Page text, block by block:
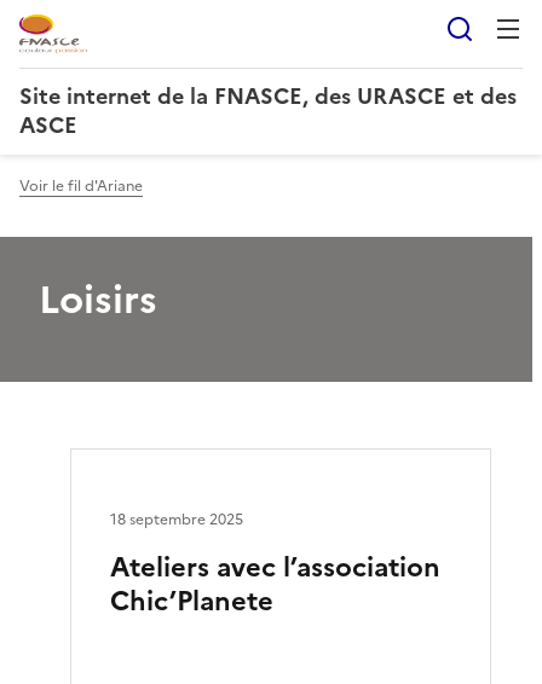
Site internet de la FNASCE, des URASCE et des
ASCE
Voir le fil d'Ariane
Loisirs
Ateliers avec l’association
Chic’Planete
18 septembre 2025